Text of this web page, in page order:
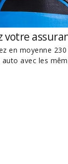
votre
en moyenne
auto avec les